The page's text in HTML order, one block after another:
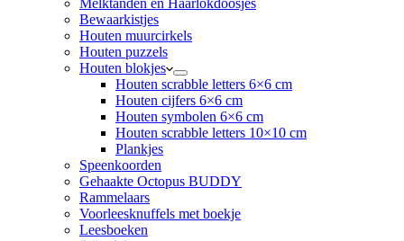
Melktanden en Haarlokdoosjes
Bewaarkistjes
Houten muurcirkels
Houten puzzels
Houten blokjes
Houten scrabble letters 6×6 cm
Houten cijfers 6×6 cm
Houten symbolen 6×6 cm
Houten scrabble letters 10×10 cm
Plankjes
Speenkoorden
Gehaakte Octopus BUDDY
Rammelaars
Voorleesknuffels met boekje
Leesboeken